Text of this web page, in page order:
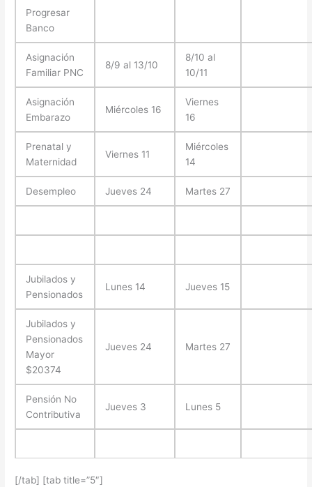
Progresar
Banco
Asignación
Familiar PNC
8/9 al 13/10
8/10 al
10/11
Asignación
Embarazo
Miércoles 16
Viernes
16
Prenatal y
Maternidad
Viernes 11
Miércoles
14
Desempleo Jueves 24 Martes 27
Jubilados y
Pensionados
Lunes 14 Jueves 15
Jubilados y
Pensionados
Mayor
$20374
Jueves 24 Martes 27
Pensión No
Contributiva
Jueves 3 Lunes 5
[/tab] [tab title=”5″]